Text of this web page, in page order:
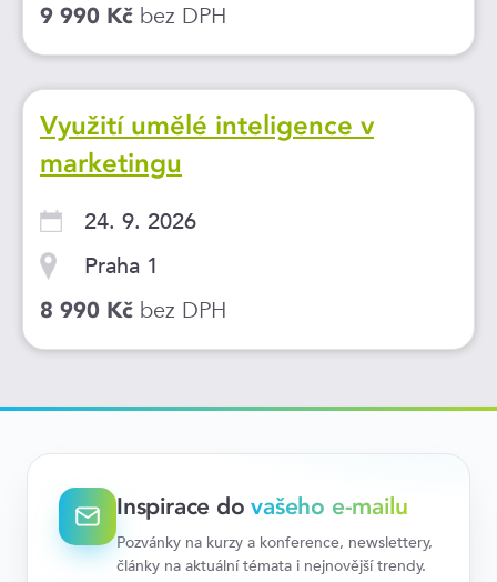
9 990 Kč bez DPH
Využití umělé inteligence v
marketingu
24. 9. 2026
Praha 1
8 990 Kč bez DPH
Inspirace dovašeho e-mailu
Pozvánky na kurzy a konference, newslettery,
články na aktuální témata i nejnovější trendy.